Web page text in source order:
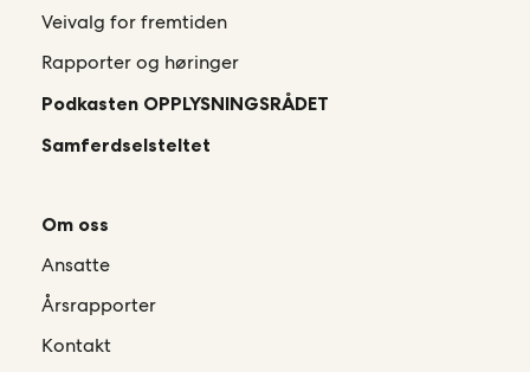
Veivalg for fremtiden
Rapporter og høringer
Podkasten OPPLYSNINGSRÅDET
Samferdselsteltet
Om oss
Ansatte
Årsrapporter
Kontakt